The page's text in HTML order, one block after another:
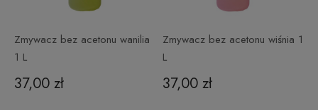
Zmywacz bez acetonu wanilia
1 L
37,00 zł
Zmywacz bez acetonu wiśnia 1
L
37,00 zł